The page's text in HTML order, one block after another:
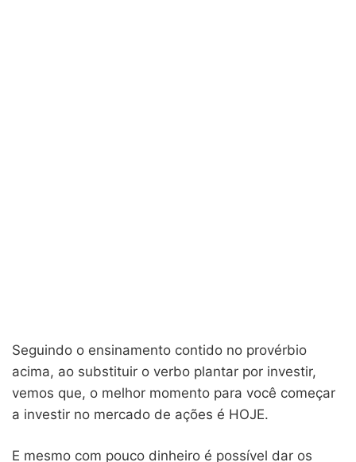
Seguindo o ensinamento contido no provérbio
acima, ao substituir o verbo plantar por investir,
vemos que, o melhor momento para você começar
a investir no mercado de ações é HOJE.
E mesmo com pouco dinheiro é possível dar os